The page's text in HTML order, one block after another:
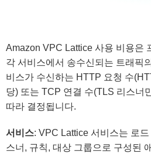
Amazon VPC Lattice 사용 비용은
각 서비스에서 송수신되는 트래픽
비스가 수신하는 HTTP 요청 수
당) 또는 TCP 연결 수(TLS 리스너
따라 결정됩니다.
서비스: VPC Lattice 서비스는 로
스너, 규칙, 대상 그룹으로 구성된